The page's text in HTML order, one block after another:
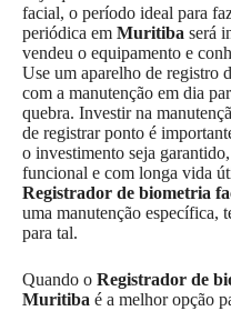
facial, o período ideal para
periódica em Muritiba será
vendeu o equipamento e
Use um aparelho de registro
com a manutenção em dia
quebra. Investir na
de registrar ponto é
o investimento seja
funcional e com longa vida
Registrador de biometria
uma manutenção específica,
para tal.
Quando o Registrador de
Muritiba é a melhor opção